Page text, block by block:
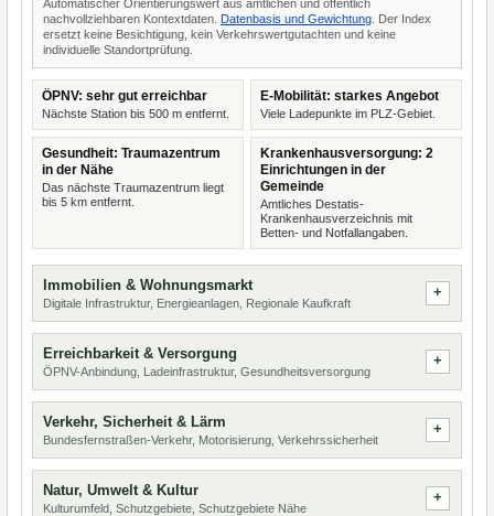
Automatischer Orientierungswert aus amtlichen und öffentlich
nachvollziehbaren Kontextdaten. Datenbasis und Gewichtung . Der Index
ersetzt keine Besichtigung, kein Verkehrswertgutachten und keine
individuelle Standortprüfung.
ÖPNV: sehr gut erreichbar
Nächste Station bis 500 m entfernt.
E-Mobilität: starkes Angebot
Viele Ladepunkte im PLZ-Gebiet.
Gesundheit: Traumazentrum
in der Nähe
Das nächste Traumazentrum liegt
bis 5 km entfernt.
Krankenhausversorgung: 2
Einrichtungen in der
Gemeinde
Amtliches Destatis-
Krankenhausverzeichnis mit
Betten- und Notfallangaben.
Immobilien & Wohnungsmarkt
Digitale Infrastruktur, Energieanlagen, Regionale Kaufkraft
Erreichbarkeit & Versorgung
ÖPNV-Anbindung, Ladeinfrastruktur, Gesundheitsversorgung
Verkehr, Sicherheit & Lärm
Bundesfernstraßen-Verkehr, Motorisierung, Verkehrssicherheit
Natur, Umwelt & Kultur
Kulturumfeld, Schutzgebiete, Schutzgebiete Nähe